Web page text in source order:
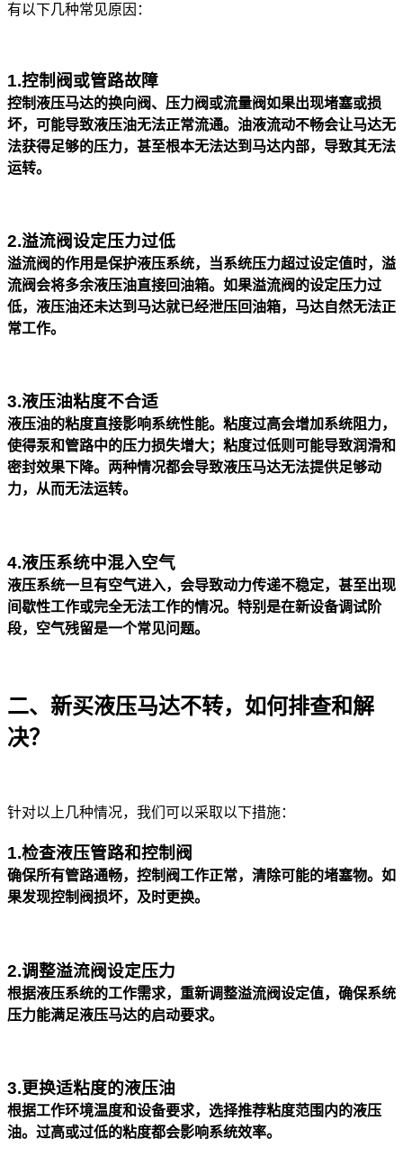
有以下几种常见原因：
1.控制阀或管路故障
控制液压马达的换向阀、压力阀或流量阀如果出现堵塞或损
坏，可能导致液压油无法正常流通。油液流动不畅会让马达无
法获得足够的压力，甚至根本无法达到马达内部，导致其无法
运转。
2.溢流阀设定压力过低
溢流阀的作用是保护液压系统，当系统压力超过设定值时，溢
流阀会将多余液压油直接回油箱。如果溢流阀的设定压力过
低，液压油还未达到马达就已经泄压回油箱，马达自然无法正
常工作。
3.液压油粘度不合适
液压油的粘度直接影响系统性能。粘度过高会增加系统阻力，
使得泵和管路中的压力损失增大；粘度过低则可能导致润滑和
密封效果下降。两种情况都会导致液压马达无法提供足够动
力，从而无法运转。
4.液压系统中混入空气
液压系统一旦有空气进入，会导致动力传递不稳定，甚至出现
间歇性工作或完全无法工作的情况。特别是在新设备调试阶
段，空气残留是一个常见问题。
二、新买液压马达不转，如何排查和解
决？
针对以上几种情况，我们可以采取以下措施：
1.检查液压管路和控制阀
确保所有管路通畅，控制阀工作正常，清除可能的堵塞物。如
果发现控制阀损坏，及时更换。
2.调整溢流阀设定压力
根据液压系统的工作需求，重新调整溢流阀设定值，确保系统
压力能满足液压马达的启动要求。
3.更换适粘度的液压油
根据工作环境温度和设备要求，选择推荐粘度范围内的液压
油。过高或过低的粘度都会影响系统效率。